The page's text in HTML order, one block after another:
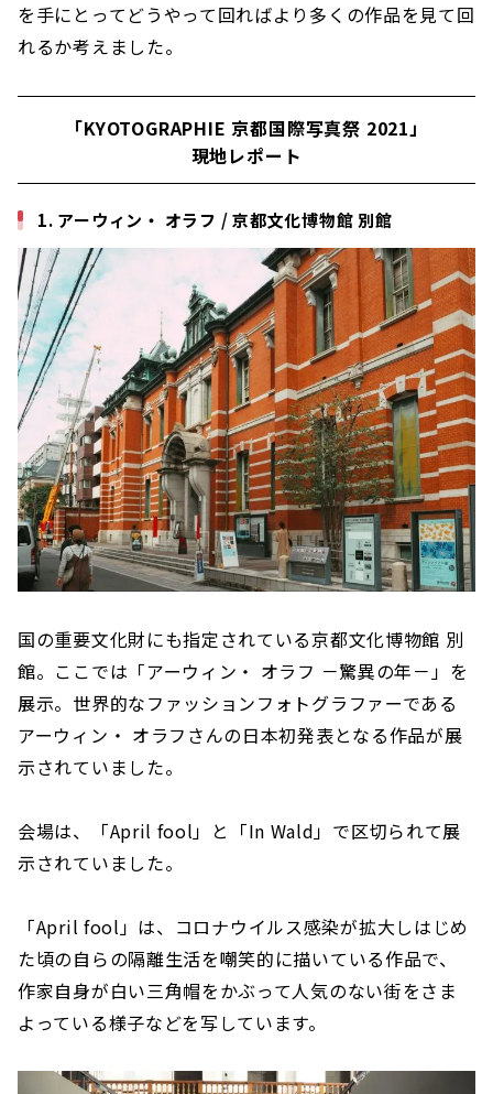
を手にとってどうやって回ればより多くの作品を見て回
れるか考えました。
「KYOTOGRAPHIE 京都国際写真祭 2021」
現地レポート
1. アーウィン・ オラフ / 京都文化博物館 別館
国の重要文化財にも指定されている京都文化博物館 別
館。ここでは「アーウィン・ オラフ －驚異の年－」を
展示。世界的なファッションフォトグラファーである
アーウィン・ オラフさんの日本初発表となる作品が展
示されていました。
会場は、「April fool」と「In Wald」で区切られて展
示されていました。
「April fool」は、コロナウイルス感染が拡大しはじめ
た頃の自らの隔離生活を嘲笑的に描いている作品で、
作家自身が白い三角帽をかぶって人気のない街をさま
よっている様子などを写しています。